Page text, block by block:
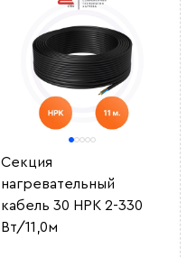
Секция
нагревательный
кабель 30 НРК 2-330
Вт/11,0м